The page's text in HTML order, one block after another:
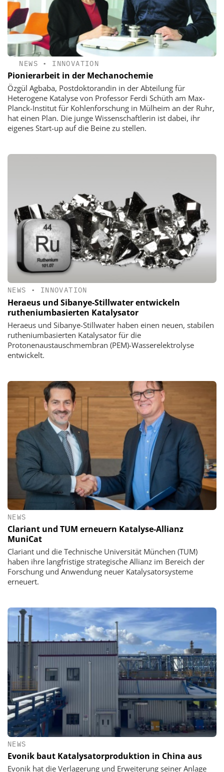
NEWS • INNOVATION
Pionierarbeit in der Mechanochemie
Özgül Agbaba, Postdoktorandin in der Abteilung für
Heterogene Katalyse von Professor Ferdi Schüth am Max-
Planck-Institut für Kohlenforschung in Mülheim an der Ruhr,
hat einen Plan. Die junge Wissenschaftlerin ist dabei, ihr
eigenes Start-up auf die Beine zu stellen.
NEWS • INNOVATION
Heraeus und Sibanye-Stillwater entwickeln
rutheniumbasierten Katalysator
Heraeus und Sibanye-Stillwater haben einen neuen, stabilen
rutheniumbasierten Katalysator für die
Protonenaustauschmembran (PEM)-Wasserelektrolyse
entwickelt.
NEWS
Clariant und TUM erneuern Katalyse-Allianz
MuniCat
Clariant und die Technische Universität München (TUM)
haben ihre langfristige strategische Allianz im Bereich der
Forschung und Anwendung neuer Katalysatorsysteme
erneuert.
NEWS
Evonik baut Katalysatorproduktion in China aus
Evonik hat die Verlagerung und Erweiterung seiner Anlage